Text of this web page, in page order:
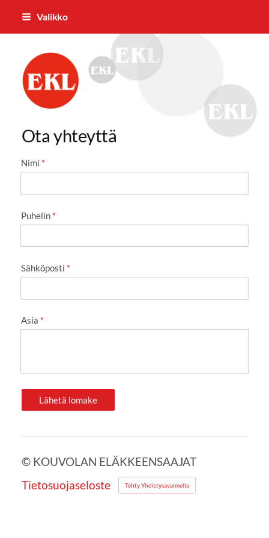
Siirry
Valikko
KOUVOLAN ELÄKKEENSAAJAT
Ota yhteyttä
Nimi *
Puhelin *
Sähköposti *
Asia *
Lähetä lomake
© KOUVOLAN ELÄKKEENSAAJAT
Tietosuojaseloste
Tehty Yhdistysavaimella